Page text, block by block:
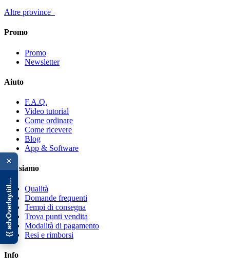
×
{{ advOverlay.title || 'Promo' }}
Altre province
Promo
Promo
Newsletter
Aiuto
F.A.Q.
Video tutorial
Come ordinare
Come ricevere
Blog
App & Software
Chi siamo
Qualità
Domande frequenti
Tempi di consegna
Trova punti vendita
Modalità di pagamento
Resi e rimborsi
Info